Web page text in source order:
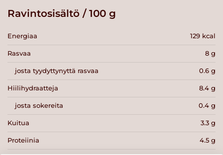
Ravintosisältö / 100 g
Energiaa 129 kcal
Rasvaa 8 g
josta tyydyttynyttä rasvaa 0.6 g
Hiilihydraatteja 8.4 g
josta sokereita 0.4 g
Kuitua 3.3 g
Proteiinia 4.5 g